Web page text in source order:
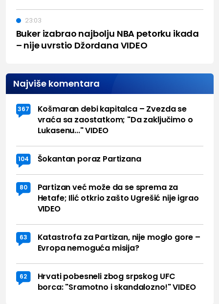
Buker izabrao najbolju NBA petorku ikada
– nije uvrstio Džordana VIDEO
23:03
Najviše komentara
367
Košmaran debi kapitalca – Zvezda se
vraća sa zaostatkom; "Da zaključimo o
Lukasenu..." VIDEO
104 Šokantan poraz Partizana
80
Partizan već može da se sprema za
Hetafe; Ilić otkrio zašto Ugrešić nije igrao
VIDEO
63
Katastrofa za Partizan, nije moglo gore –
Evropa nemoguća misija?
62
Hrvati pobesneli zbog srpskog UFC
borca: "Sramotno i skandalozno!" VIDEO